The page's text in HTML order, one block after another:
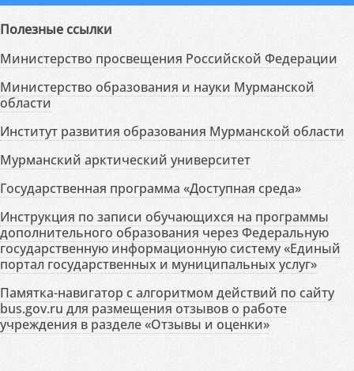
Полезные ссылки
Министерство просвещения Российской Федерации
Министерство образования и науки Мурманской
области
Институт развития образования Мурманской области
Мурманский арктический университет
Государственная программа «Доступная среда»
Инструкция по записи обучающихся на программы
дополнительного образования через Федеральную
государственную информационную систему «Единый
портал государственных и муниципальных услуг»
Памятка-навигатор с алгоритмом действий по сайту
bus.gov.ru для размещения отзывов о работе
учреждения в разделе «Отзывы и оценки»